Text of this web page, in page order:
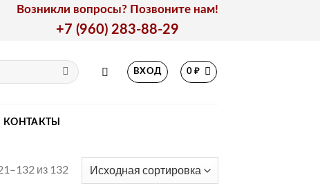
Возникли вопросы? Позвоните нам!
+7 (960) 283-88-29
ВХОД 0₽
КОНТАКТЫ
из 132